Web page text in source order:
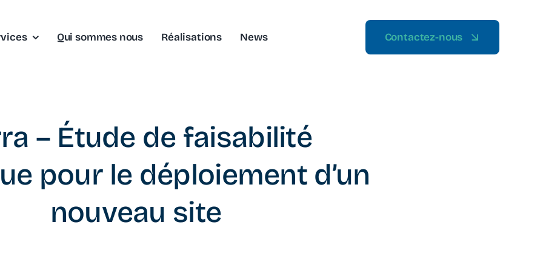
Qui sommes nous Réalisations News Contactez-nous
– Étude de faisabilité
pour le déploiement d’un
nouveau site